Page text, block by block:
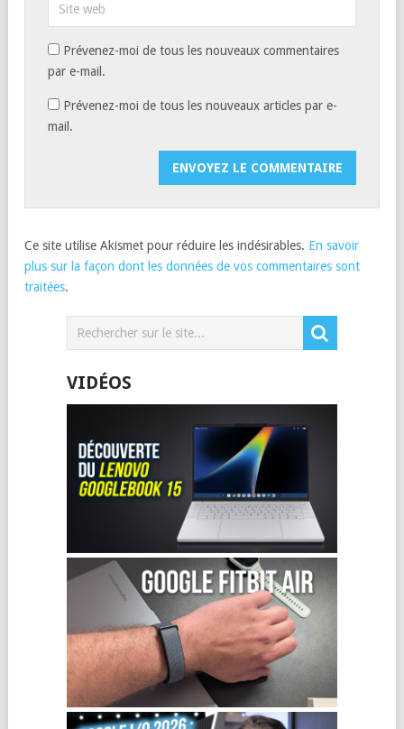
Prévenez-moi de tous les nouveaux commentaires
par e-mail.
Prévenez-moi de tous les nouveaux articles par e-
mail.
Ce site utilise Akismet pour réduire les indésirables. En savoir
plus sur la façon dont les données de vos commentaires sont
traitées.
VIDÉOS